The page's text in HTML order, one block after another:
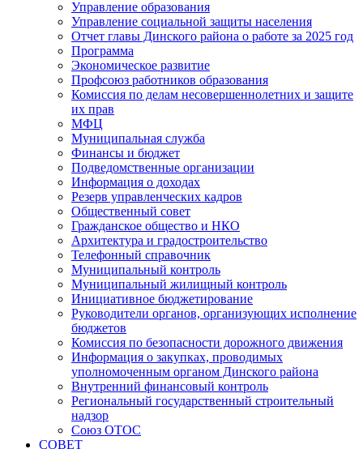
Управление образования
Управление социальной защиты населения
Отчет главы Динского района о работе за 2025 год
Программа
Экономическое развитие
Профсоюз работников образования
Комиссия по делам несовершеннолетних и защите
их прав
МФЦ
Муниципальная служба
Финансы и бюджет
Подведомственные организации
Информация о доходах
Резерв управленческих кадров
Общественный совет
Гражданское общество и НКО
Архитектура и градостроительство
Телефонный справочник
Муниципальный контроль
Муниципальный жилищный контроль
Инициативное бюджетирование
Руководители органов, организующих исполнение
бюджетов
Комиссия по безопасности дорожного движения
Информация о закупках, проводимых
уполномоченным органом Динского района
Внутренний финансовый контроль
Региональный государственный строительный
надзор
Союз ОТОС
СОВЕТ